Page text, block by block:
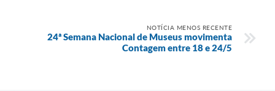
NOTÍCIA MENOS RECENTE
24ª Semana Nacional de Museus movimenta
Contagem entre 18 e 24/5